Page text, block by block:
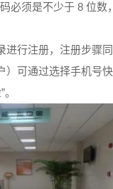
必须是不少于 8 位数
进行注册，注册步骤
）可通过选择手机号